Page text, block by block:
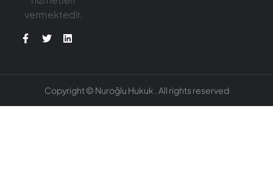
vermektedir.
Copyright © Nuroğlu Hukuk . All rights reserved